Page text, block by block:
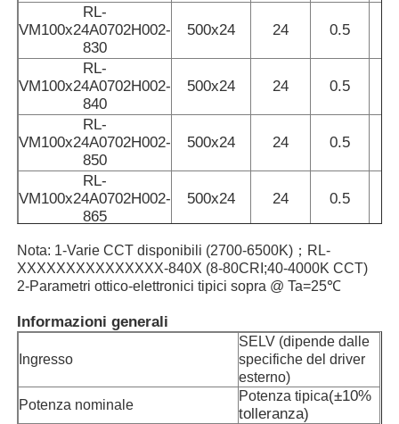
RL-
VM100x24A0702H002-
830
500x24 24 0.5
RL-
VM100x24A0702H002-
840
500x24 24 0.5
RL-
VM100x24A0702H002-
850
500x24 24 0.5
RL-
VM100x24A0702H002-
865
500x24 24 0.5
Nota: 1-Varie CCT disponibili (2700-6500K)；RL-
XXXXXXXXXXXXXXX-840X (8-80CRI;40-4000K CCT)
2-Parametri ottico-elettronici tipici sopra @ Ta=25℃
Informazioni generali
Ingresso
SELV (dipende dalle
specifiche del driver
esterno)
Potenza nominale
Potenza tipica(±10%
tolleranza)